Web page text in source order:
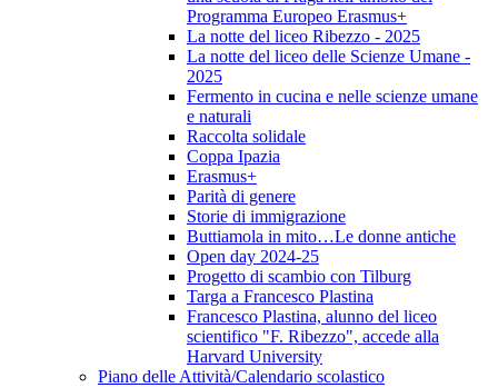
Programma Europeo Erasmus+
La notte del liceo Ribezzo - 2025
La notte del liceo delle Scienze Umane -
2025
Fermento in cucina e nelle scienze umane
e naturali
Raccolta solidale
Coppa Ipazia
Erasmus+
Parità di genere
Storie di immigrazione
Buttiamola in mito…Le donne antiche
Open day 2024-25
Progetto di scambio con Tilburg
Targa a Francesco Plastina
Francesco Plastina, alunno del liceo
scientifico "F. Ribezzo", accede alla
Harvard University
Piano delle Attività/Calendario scolastico